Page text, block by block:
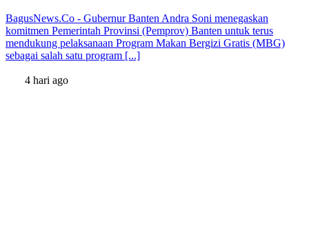
BagusNews.Co - Gubernur Banten Andra Soni menegaskan
komitmen Pemerintah Provinsi (Pemprov) Banten untuk terus
mendukung pelaksanaan Program Makan Bergizi Gratis (MBG)
sebagai salah satu program [...]
4 hari ago